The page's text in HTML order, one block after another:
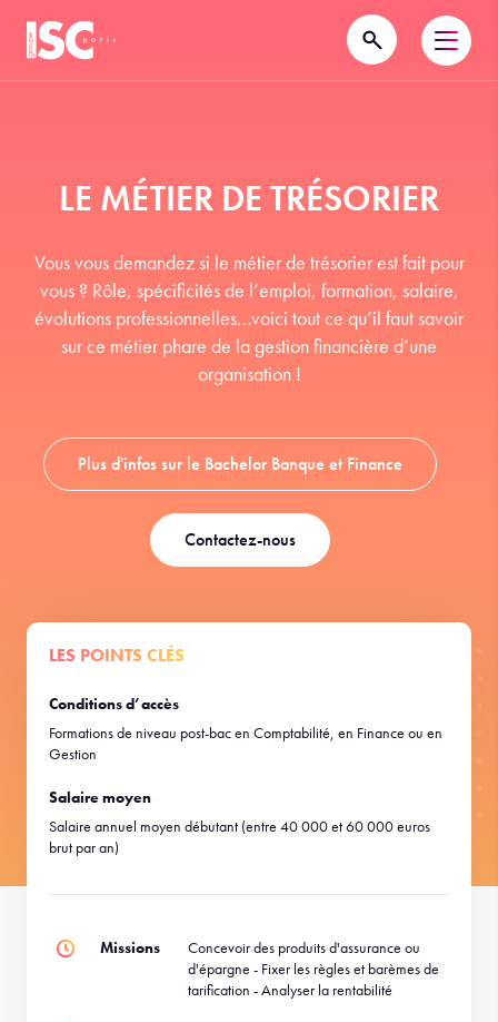
LE MÉTIER DE TRÉSORIER
Vous vous demandez si le métier de trésorier est fait pour
vous ? Rôle, spécificités de l’emploi, formation, salaire,
évolutions professionnelles…voici tout ce qu’il faut savoir
sur ce métier phare de la gestion financière d’une
organisation !
Plus d'infos sur le Bachelor Banque et Finance
Contactez-nous
LES POINTS CLÉS
Conditions d’accès
Formations de niveau post-bac en Comptabilité, en Finance ou en
Gestion
Salaire moyen
Salaire annuel moyen débutant (entre 40 000 et 60 000 euros
brut par an)
Missions
Concevoir des produits d'assurance ou
d'épargne - Fixer les règles et barèmes de
tarification - Analyser la rentabilité